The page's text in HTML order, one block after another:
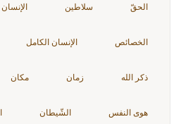
الحقّ سلاطين الإنسان
الخصائص الإنسان الكامل
ذكر الله زمان مكان
هوى النفس الشّيطان